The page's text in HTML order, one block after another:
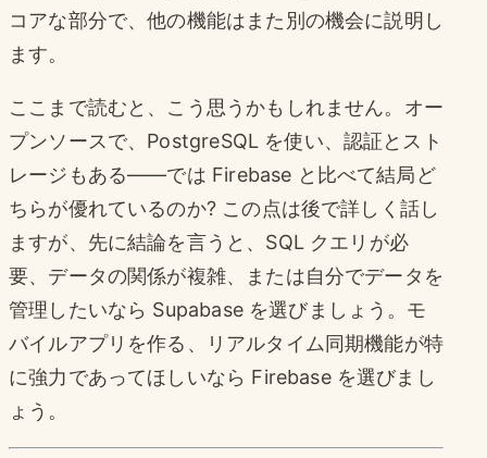
コアな部分で、他の機能はまた別の機会に説明し
ます。
ここまで読むと、こう思うかもしれません。オー
プンソースで、PostgreSQL を使い、認証とスト
レージもある——では Firebase と比べて結局ど
ちらが優れているのか? この点は後で詳しく話し
ますが、先に結論を言うと、SQL クエリが必
要、データの関係が複雑、または自分でデータを
管理したいなら Supabase を選びましょう。モ
バイルアプリを作る、リアルタイム同期機能が特
に強力であってほしいなら Firebase を選びまし
ょう。